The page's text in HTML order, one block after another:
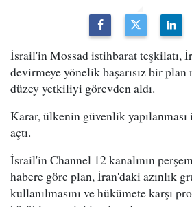
İsrail'in Mossad istihbarat teşkilatı,
devirmeye yönelik başarısız bir
düzey yetkiliyi görevden aldı.
Karar, ülkenin güvenlik
açtı.
İsrail'in Channel 12 kanalının
habere göre plan, İran'daki azınlık
kullanılmasını ve hükümete karşı